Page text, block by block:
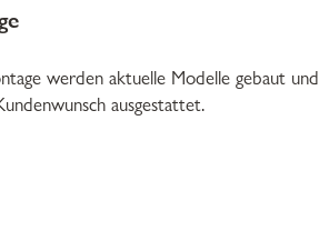
werden aktuelle Modelle gebaut und
ausgestattet.